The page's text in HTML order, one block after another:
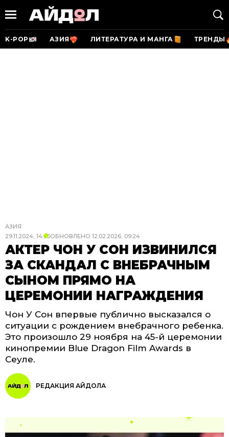
K-POP АЗИЯ ЛИТЕРАТУРА И МАНГА ТРЕНДЫ
АЗИЯ
29.11.2024, 14:05ОБНОВЛЕНО 12.02.2026, 09:24
АКТЕР ЧОН У СОН ИЗВИНИЛСЯ
ЗА СКАНДАЛ С ВНЕБРАЧНЫМ
СЫНОМ ПРЯМО НА
ЦЕРЕМОНИИ НАГРАЖДЕНИЯ
Чон У Сон впервые публично высказался о
ситуации с рождением внебрачного ребенка.
Это произошло 29 ноября на 45-й церемонии
кинопремии Blue Dragon Film Awards в
Сеуле.
РЕДАКЦИЯ АЙДОЛА